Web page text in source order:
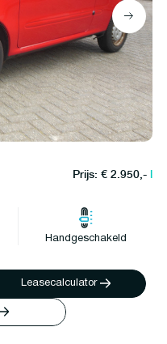
Prijs: € 2.950,-l
Handgeschakeld
Leasecalculator